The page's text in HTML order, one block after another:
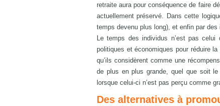
retraite aura pour conséquence de faire
actuellement préservé. Dans cette
temps devenu plus long), et enfin par
Le temps des individus n’est pas
politiques et économiques pour réduire
qu’ils considèrent comme une
de plus en plus grande, quel que soit
lorsque celui-ci n’est pas perçu comme
Des alternatives à